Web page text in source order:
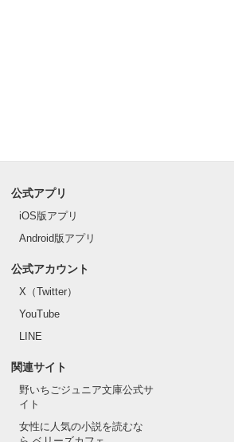
公式アプリ
iOS版アプリ
Android版アプリ
公式アカウント
X（Twitter）
YouTube
LINE
関連サイト
野いちごジュニア文庫公式サ
イト
女性に人気の小説を読むな